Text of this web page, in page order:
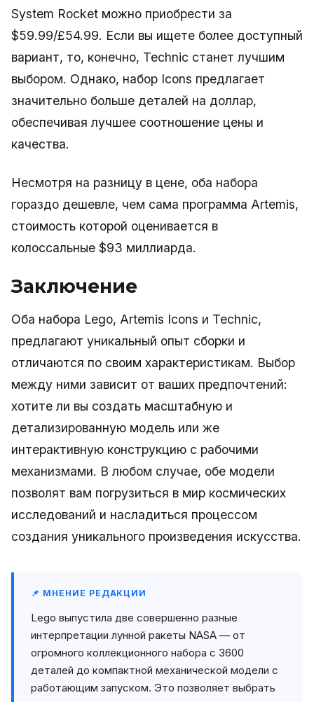
System Rocket можно приобрести за
$59.99/£54.99. Если вы ищете более доступный
вариант, то, конечно, Technic станет лучшим
выбором. Однако, набор Icons предлагает
значительно больше деталей на доллар,
обеспечивая лучшее соотношение цены и
качества.
Несмотря на разницу в цене, оба набора
гораздо дешевле, чем сама программа Artemis,
стоимость которой оценивается в
колоссальные $93 миллиарда.
Заключение
Оба набора Lego, Artemis Icons и Technic,
предлагают уникальный опыт сборки и
отличаются по своим характеристикам. Выбор
между ними зависит от ваших предпочтений:
хотите ли вы создать масштабную и
детализированную модель или же
интерактивную конструкцию с рабочими
механизмами. В любом случае, обе модели
позволят вам погрузиться в мир космических
исследований и насладиться процессом
создания уникального произведения искусства.
📌 МНЕНИЕ РЕДАКЦИИ
Lego выпустила две совершенно разные
интерпретации лунной ракеты NASA — от
огромного коллекционного набора с 3600
деталей до компактной механической модели с
работающим запуском. Это позволяет выбрать